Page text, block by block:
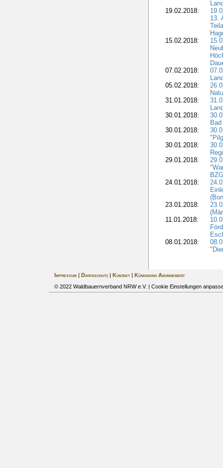
19.02.2018:
13.
15.02.2018:
07.02.2018:
05.02.2018:
31.01.2018:
30.01.2018:
30.01.2018:
30.01.2018:
29.01.2018:
24.01.2018:
23.01.2018:
11.01.2018:
08.01.2018:
Impressum| Datenschutz| Kontakt|
Kündigung Abonnement
© 2022 Waldbauernverband NRW e.V. | Cookie Einstellungen